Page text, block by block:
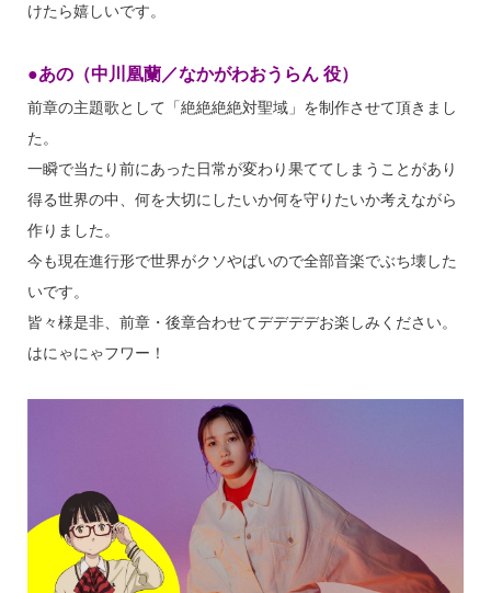
けたら嬉しいです。
●あの（中川凰蘭／なかがわおうらん 役）
前章の主題歌として「絶絶絶絶対聖域」を制作させて頂きまし
た。
一瞬で当たり前にあった日常が変わり果ててしまうことがあり
得る世界の中、何を大切にしたいか何を守りたいか考えながら
作りました。
今も現在進行形で世界がクソやばいので全部音楽でぶち壊した
いです。
皆々様是非、前章・後章合わせてデデデデお楽しみください。
はにゃにゃフワー！